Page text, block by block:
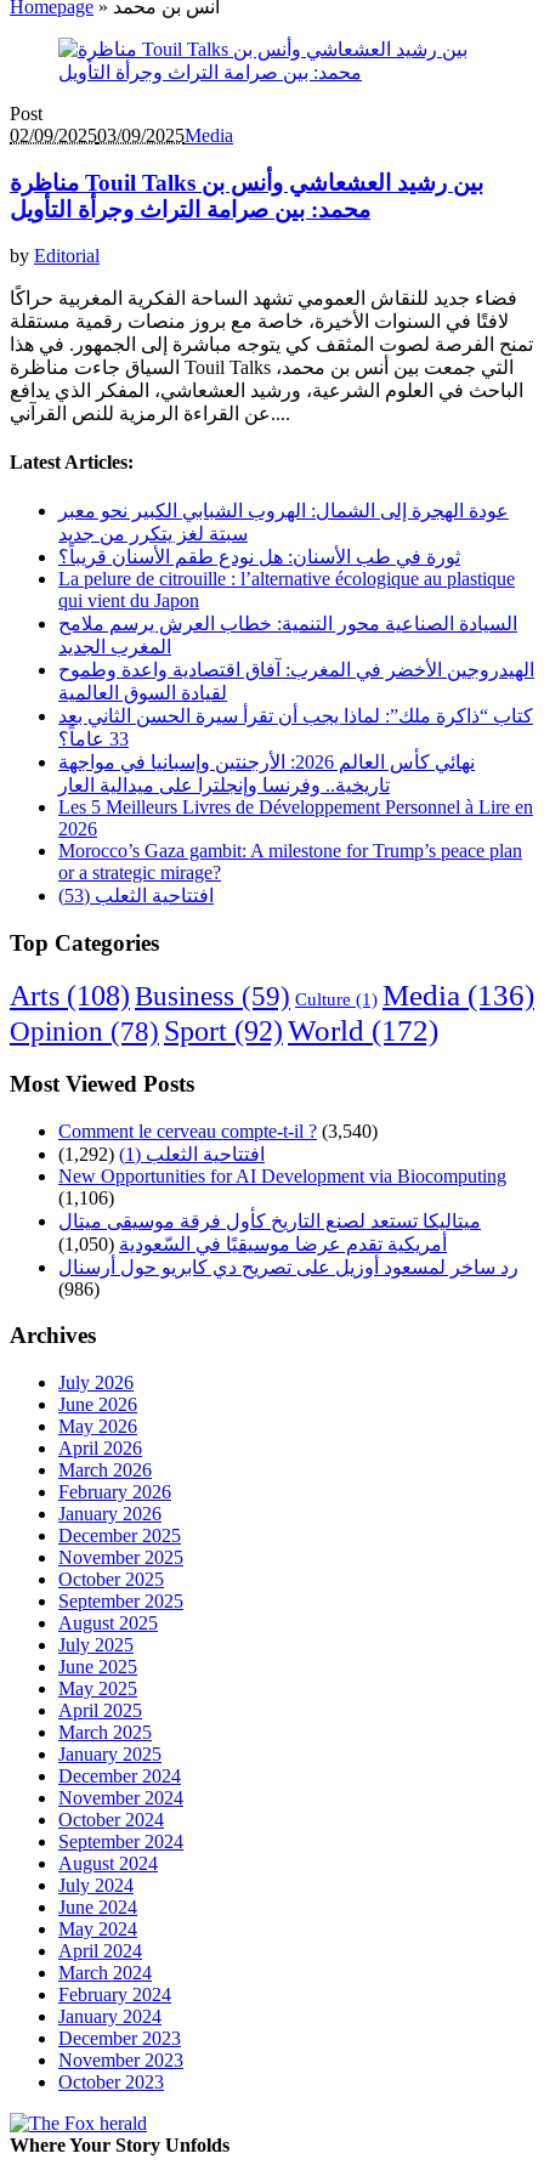
Homepage » أنس بن محمد
Post
02/09/202503/09/2025Media
مناظرة Touil Talks بين رشيد العشعاشي وأنس بن
محمد: بين صرامة التراث وجرأة التأويل
by Editorial
فضاء جديد للنقاش العمومي تشهد الساحة الفكرية المغربية حراكًا
لافتًا في السنوات الأخيرة، خاصة مع بروز منصات رقمية مستقلة
تمنح الفرصة لصوت المثقف كي يتوجه مباشرة إلى الجمهور. في هذا
السياق جاءت مناظرة Touil Talks التي جمعت بين أنس بن محمد،
الباحث في العلوم الشرعية، ورشيد العشعاشي، المفكر الذي يدافع
عن القراءة الرمزية للنص القرآني....
Latest Articles:
عودة الهجرة إلى الشمال: الهروب الشبابي الكبير نحو معبر
سبتة لغز يتكرر من جديد
ثورة في طب الأسنان: هل نودع طقم الأسنان قريباً؟
La pelure de citrouille : l’alternative écologique au plastique
qui vient du Japon
السيادة الصناعية محور التنمية: خطاب العرش يرسم ملامح
المغرب الجديد
الهيدروجين الأخضر في المغرب: آفاق اقتصادية واعدة وطموح
لقيادة السوق العالمية
كتاب “ذاكرة ملك”: لماذا يجب أن تقرأ سيرة الحسن الثاني بعد
33 عاماً؟
نهائي كأس العالم 2026: الأرجنتين وإسبانيا في مواجهة
تاريخية.. وفرنسا وإنجلترا على ميدالية العار
Les 5 Meilleurs Livres de Développement Personnel à Lire en
2026
Morocco’s Gaza gambit: A milestone for Trump’s peace plan
or a strategic mirage?
افتتاحية الثعلب (53)
Top Categories
Arts (108) Business (59) Culture (1) Media (136)
Opinion (78) Sport (92)World (172)
Most Viewed Posts
Comment le cerveau compte-t-il ? (3,540)
افتتاحية الثعلب (1)
(1,292)
New Opportunities for AI Development via Biocomputing
(1,106)
ميتاليكا تستعد لصنع التاريخ كأول فرقة موسيقى ميتال
أمريكية تقدم عرضا موسيقيًا في السّعودية (1,050)
رد ساخر لمسعود أوزيل على تصريح دي كابريو حول أرسنال
(986)
Archives
July 2026
June 2026
May 2026
April 2026
March 2026
February 2026
January 2026
December 2025
November 2025
October 2025
September 2025
August 2025
July 2025
June 2025
May 2025
April 2025
March 2025
January 2025
December 2024
November 2024
October 2024
September 2024
August 2024
July 2024
June 2024
May 2024
April 2024
March 2024
February 2024
January 2024
December 2023
November 2023
October 2023
Where Your Story Unfolds